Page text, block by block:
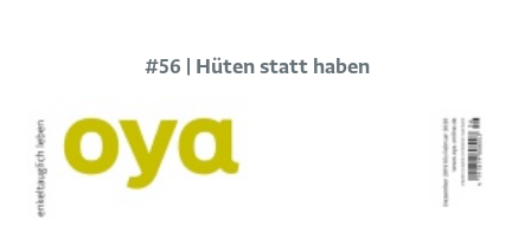
#56 | Hüten statt haben